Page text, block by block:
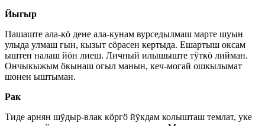
Йыгыр
Пашаште ала-кӧ дене ала-кунам вурседылмаш марте шуын
улыда улмаш гын, кызыт сӧрасен кертыда. Ешартыш оксам
ыштен налаш йӧн лиеш. Личный илышыште тӱткӧ лийман.
Ончыкыжым ӧкынаш огыл манын, кеч-могай ошкылымат
шонен ыштыман.
Рак
Тиде арнян шӱдыр-влак кӧргӧ йӱкдам колышташ темлат, уке